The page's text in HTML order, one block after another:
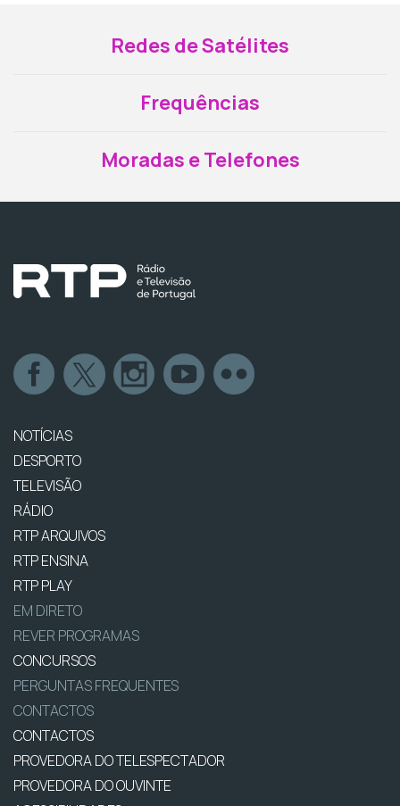
Redes de Satélites
Frequências
Moradas e Telefones
NOTÍCIAS
DESPORTO
TELEVISÃO
RÁDIO
RTP ARQUIVOS
RTP ENSINA
RTP PLAY
EM DIRETO
REVER PROGRAMAS
CONCURSOS
PERGUNTAS FREQUENTES
CONTACTOS
CONTACTOS
PROVEDORA DO TELESPECTADOR
PROVEDORA DO OUVINTE